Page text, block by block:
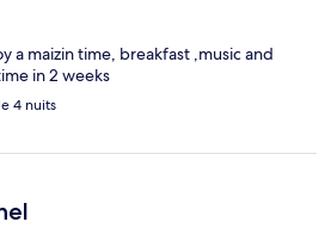
a maizin time, breakfast ,music and
in 2 weeks
4 nuits